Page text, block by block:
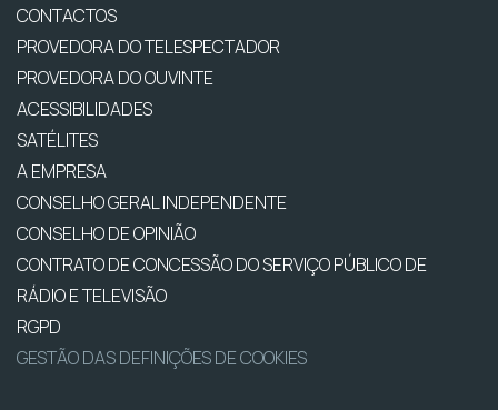
CONTACTOS
PROVEDORA DO TELESPECTADOR
PROVEDORA DO OUVINTE
ACESSIBILIDADES
SATÉLITES
A EMPRESA
CONSELHO GERAL INDEPENDENTE
CONSELHO DE OPINIÃO
CONTRATO DE CONCESSÃO DO SERVIÇO PÚBLICO DE
RÁDIO E TELEVISÃO
RGPD
GESTÃO DAS DEFINIÇÕES DE COOKIES